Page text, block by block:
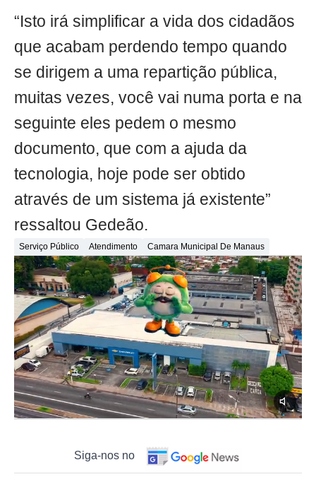
“Isto irá simplificar a vida dos cidadãos
que acabam perdendo tempo quando
se dirigem a uma repartição pública,
muitas vezes, você vai numa porta e na
seguinte eles pedem o mesmo
documento, que com a ajuda da
tecnologia, hoje pode ser obtido
através de um sistema já existente”
ressaltou Gedeão.
Serviço Público Atendimento Camara Municipal De Manaus
Siga-nos no